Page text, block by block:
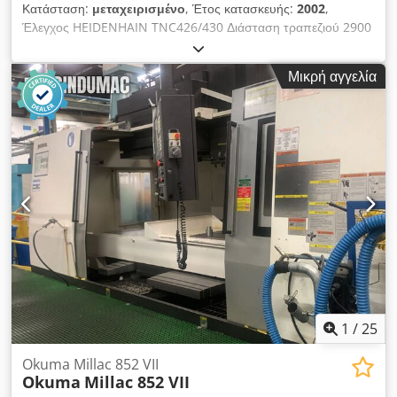
kVA - Συνολική απαιτούμενη ισχύς: 50 kW - Τάση: 400 V (3~,
50 Hz) - Ονομαστικό ρεύμα: 80 A - Διάμετρος ρουλεμάν άξονα:
95 mm - Υποδοχή εργαλείου / Κάτοχος: SK50 - Μέγιστη ροπή:
840 Nm με λόγο μετάδοσης i=4 (σε κύκλο λειτουργίας 40%) -
Εύρος ταχύτητας περιστροφής άξονα: 36 – 6000 στροφές ανά
λεπτό - Χωρητικότητα αποθήκης εργαλείων: 60 εργαλεία -
Δύναμη σύσφιξης εργαλείου: 20.000 N - Μέγιστη διάμετρος
εργαλείου: 180 mm - Μέγιστο μήκος εργαλείου: 400 mm -
Ταχύτητες τροφοδοσίας (X, Y, Z): 1 – 10.000 mm/min -
Ταχύτητες ταχείας κίνησης (X / Y / Z): 30 m/min / 30 m/min /
22 m/min - Μέγιστη δύναμη τροφοδοσίας (X / Y / Z): 12.000 N
/ 12.000 N / 18.000 N - Μέγιστη απόδοση φρεζαρίσματος:
1.000 cm³ - Μέγιστη διάμετρος διάτρησης: 90 mm - Μέγιστη
διάμετρος διάτρησης για κοπή σπειρωμάτων: M40 -
Περιλαμβάνεται στην παράδοση: Λειτουργία αυτόματης
απενεργοποίησης στο τέλος της εβδομάδας· Εσωτερικός
φωτισμός - Δεν περιλαμβάνεται στην παράδοση: Τραπέζι
στήριξης· Μέγγενες Τεχνικές προδιαγραφές Μέγεθος
Κατάσταση: μεταχειρισμένο, Έτος κατασκευής: 2002,
Έλεγχος HEIDENHAIN TNC426/430 Διάσταση τραπεζιού 2900
x 750 mm Φορτίο τραπεζιού 2800 kg Διαδρομή Χ 2300 mm
Διαδρομή Υ 800 mm Διαδρομή Ζ 600 mm Απόσταση άξονα -
τραπέζι 10 - 740 mm Κύριος άξονας 0 - 12000 στρ./λεπτό
(άξονας με μοτέρ) Ισχύς κίνησης 25 kW Υποδοχή SK40
Μαγκαζί 30 θέσεων Μέγ. διάμετρος εργαλείου D80 mm Μέγ.
μήκος εργαλείου 330 mm Μέγ. βάρος εργαλείου 15 kg Βάρος
13000 kg Διαστάσεις ΜxΠxΥ = 6500 x 3100 x 3100 mm
Crodpfx Asy T Ht Domhjf Εξοπλισμός, παρελκόμενα -
Σύστημα ψύξης - Εσωτερική ψύξη (IKZ) - CELOX άξονας με
μοτέρ - Ταινία απομάκρυνσης ρινισμάτων Τα έξοδα μεταφοράς
και φόρτωσης δεν περιλαμβάνονται στην τιμή. Το μηχάνημα
ελέγχθηκε τεχνικά από το ουγγρικό σέρβις της HEDELIUS το
2022 και αντικαταστάθηκαν ανταλλακτικά φθοράς. Από τότε
σχεδόν δεν έχει χρησιμοποιηθεί. Το μηχάνημα παρήγαγε
πλαστικά μέρη.
Μικρή αγγελία
1 /25
Okuma Millac 852 VII
Okuma Millac 852 VII